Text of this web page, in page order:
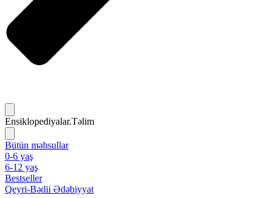
Ensiklopediyalar.Təlim
Bütün məhsullar
0-6 yaş
6-12 yaş
Bestseller
Qeyri-Bədii Ədəbiyyat